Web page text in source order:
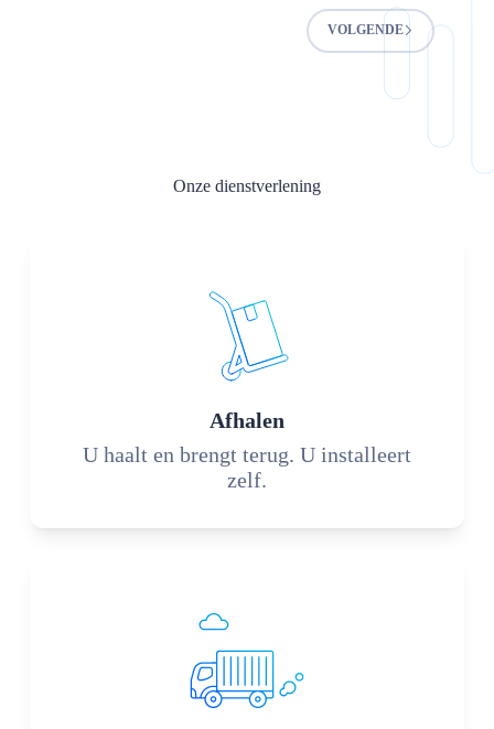
VOLGENDE
Onze dienstverlening
Afhalen
U haalt en brengt terug. U installeert
zelf.